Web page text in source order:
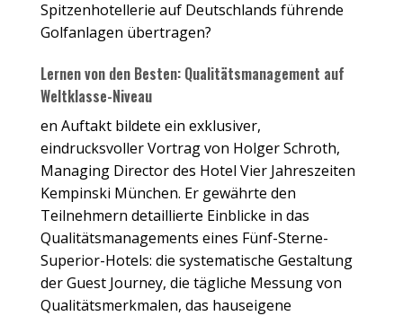
Spitzenhotellerie auf Deutschlands führende
Golfanlagen übertragen?
Lernen von den Besten: Qualitätsmanagement auf
Weltklasse-Niveau
en Auftakt bildete ein exklusiver,
eindrucksvoller Vortrag von Holger Schroth,
Managing Director des Hotel Vier Jahreszeiten
Kempinski München. Er gewährte den
Teilnehmern detaillierte Einblicke in das
Qualitätsmanagements eines Fünf-Sterne-
Superior-Hotels: die systematische Gestaltung
der Guest Journey, die tägliche Messung von
Qualitätsmerkmalen, das hauseigene